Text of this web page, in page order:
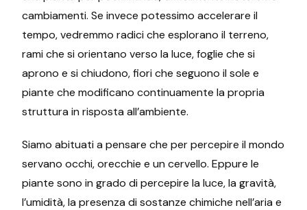
cambiamenti. Se invece potessimo accelerare il
tempo, vedremmo radici che esplorano il terreno,
rami che si orientano verso la luce, foglie che si
aprono e si chiudono, fiori che seguono il sole e
piante che modificano continuamente la propria
struttura in risposta all’ambiente.
Siamo abituati a pensare che per percepire il mondo
servano occhi, orecchie e un cervello. Eppure le
piante sono in grado di percepire la luce, la gravità,
l’umidità, la presenza di sostanze chimiche nell’aria e